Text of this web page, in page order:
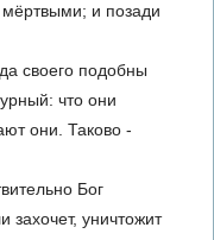
мёртвыми; и позади
своего подобны
что они
они. Таково -
Бог
уничтожит